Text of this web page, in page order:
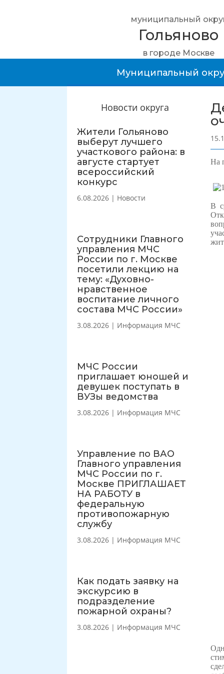
муниципальный
Гольяново
в городе Москве
Муниципальный
Новости округа
Жители Гольяново
выберут лучшего
участкового района: в
августе стартует
всероссийский
конкурс
6.08.2026 | Новости
Сотрудники Главного
управления МЧС
России по г. Москве
посетили лекцию на
тему: «Духовно-
нравственное
воспитание личного
состава МЧС России»
3.08.2026 | Информация МЧС
МЧС России
приглашает юношей и
девушек поступать в
ВУЗы ведомства
3.08.2026 | Информация МЧС
Управление по ВАО
Главного управления
МЧС России по г.
Москве ПРИГЛАШАЕТ
НА РАБОТУ в
федеральную
противопожарную
службу
3.08.2026 | Информация МЧС
Как подать заявку на
экскурсию в
подразделение
пожарной охраны?
3.08.2026 | Информация МЧС
На
В